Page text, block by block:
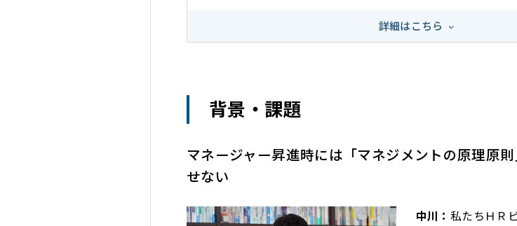
詳細はこちら
背景・課題
マネージャー昇進時には「マネジメントの原理原
せない
中川： 私たちＨＲ